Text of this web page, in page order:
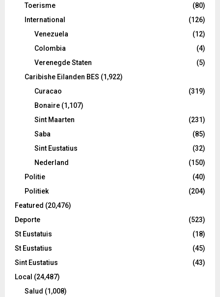
Toerisme
(80)
International
(126)
Venezuela
(12)
Colombia
(4)
Verenegde Staten
(5)
Caribishe Eilanden BES (1,922)
Curacao
(319)
Bonaire (1,107)
Sint Maarten
(231)
Saba
(85)
Sint Eustatius
(32)
Nederland
(150)
Politie
(40)
Politiek
(204)
Featured (20,476)
Deporte
(523)
St Eustatuis
(18)
St Eustatius
(45)
Sint Eustatius
(43)
Local (24,487)
Salud (1,008)